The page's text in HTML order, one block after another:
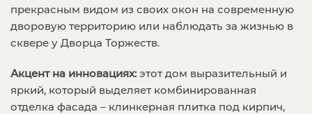
прекрасным видом из своих окон на современную
дворовую территорию или наблюдать за жизнью в
сквере у Дворца Торжеств.
Акцент на инновациях:этот дом выразительный и
яркий, который выделяет комбинированная
отделка фасада – клинкерная плитка под кирпич,